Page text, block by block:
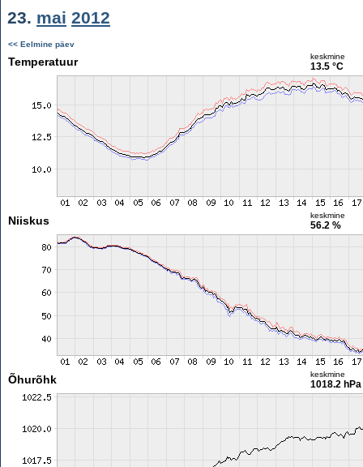
23. mai 2012
<< Eelmine päev
Temperatuur keskmine
13.5 °C
Niiskus keskmine
56.2 %
Õhurõhk keskmine
1018.2 hPa